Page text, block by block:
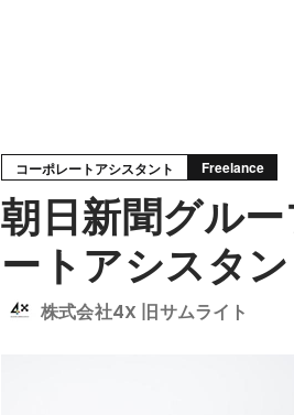
コーポレートアシスタント Freelance
朝日新聞グル
ートアシスタ
株式会社4X 旧サムライト